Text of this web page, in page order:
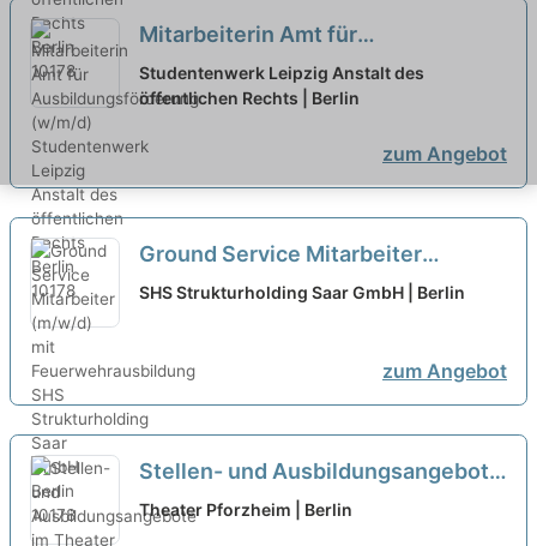
Mitarbeiterin Amt für
Ausbildungsförderung (w/m/d)
Studentenwerk Leipzig Anstalt des
öffentlichen Rechts | Berlin
zum Angebot
Ground Service Mitarbeiter
(m/w/d) mit Feuerwehrausbildung
SHS Strukturholding Saar GmbH | Berlin
zum Angebot
Stellen- und Ausbildungsangebote
im Theater Pforzheim
Theater Pforzheim | Berlin